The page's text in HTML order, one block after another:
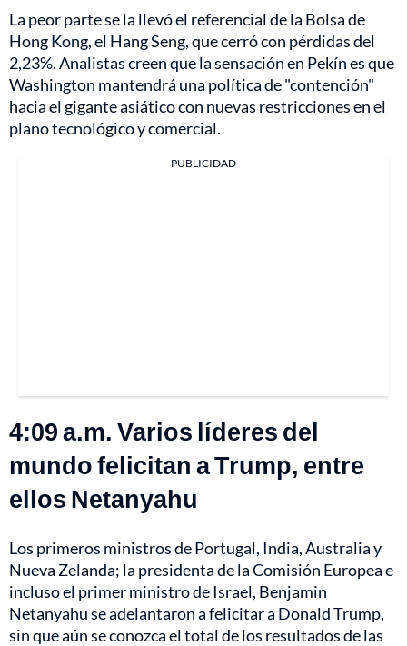
La peor parte se la llevó el referencial de la Bolsa de
Hong Kong, el Hang Seng, que cerró con pérdidas del
2,23%. Analistas creen que la sensación en Pekín es que
Washington mantendrá una política de "contención"
hacia el gigante asiático con nuevas restricciones en el
plano tecnológico y comercial.
PUBLICIDAD
4:09 a.m. Varios líderes del
mundo felicitan a Trump, entre
ellos Netanyahu
Los primeros ministros de Portugal, India, Australia y
Nueva Zelanda; la presidenta de la Comisión Europea e
incluso el primer ministro de Israel, Benjamin
Netanyahu se adelantaron a felicitar a Donald Trump,
sin que aún se conozca el total de los resultados de las